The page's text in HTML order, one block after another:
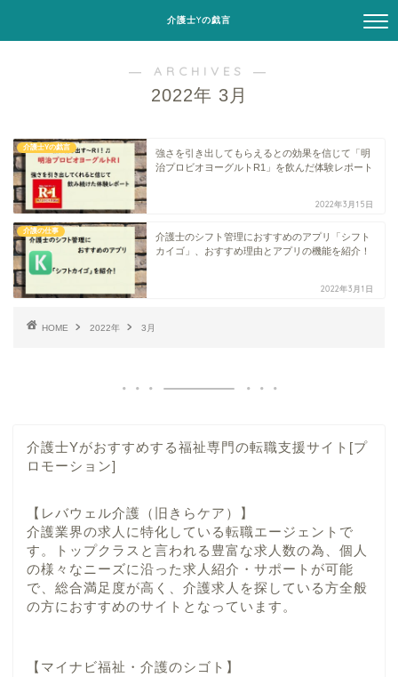
介護士Yの戯言
― ARCHIVES ―
2022年 3月
介護士Yの戯言
強さを引き出してもらえるとの効果を信じて「明
治プロビオヨーグルトR1」を飲んだ体験レポート
2022年3月15日
介護の仕事
介護士のシフト管理におすすめのアプリ「シフト
カイゴ」、おすすめ理由とアプリの機能を紹介！
2022年3月1日
HOME 2022年 3月
介護士Yがおすすめする福祉専門の転職支援サイト[プ
ロモーション]
【レバウェル介護（旧きらケア）】
介護業界の求人に特化している転職エージェントで
す。トップクラスと言われる豊富な求人数の為、個人
の様々なニーズに沿った求人紹介・サポートが可能
で、総合満足度が高く、介護求人を探している方全般
の方におすすめのサイトとなっています。
【マイナビ福祉・介護のシゴト】